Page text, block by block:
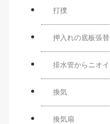
打撲
押入れの底板張替
排水管からニオイ
換気
換気扇